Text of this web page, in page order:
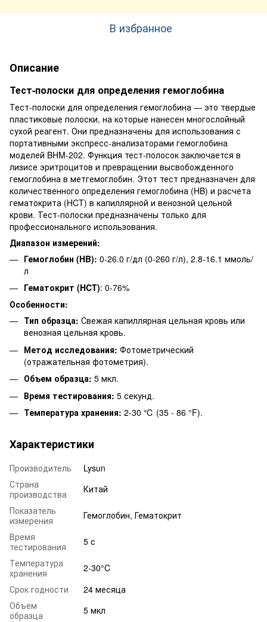
В избранное
Описание
Тест-полоски для определения гемоглобина
Тест-полоски для определения гемоглобина — это твердые
пластиковые полоски, на которые нанесен многослойный
сухой реагент. Они предназначены для использования с
портативными экспресс-анализаторами гемоглобина
моделей BHM-202. Функция тест-полосок заключается в
лизисе эритроцитов и превращении высвобожденного
гемоглобина в метгемоглобин. Этот тест предназначен для
количественного определения гемоглобина (HB) и расчета
гематокрита (HCT) в капиллярной и венозной цельной
крови. Тест-полоски предназначены только для
профессионального использования.
Диапазон измерений:
Гемоглобин (HB): 0-26.0 г/дл (0-260 г/л), 2.8-16.1 ммоль/
л
Гематокрит (HCT): 0-76%
Особенности:
Тип образца: Свежая капиллярная цельная кровь или
венозная цельная кровь.
Метод исследования: Фотометрический
(отражательная фотометрия).
Объем образца: 5 мкл.
Время тестирования: 5 секунд.
Температура хранения: 2-30 ℃ (35 - 86 °F).
Характеристики
Производитель
Lysun
Страна
производства
Китай
Показатель
измерения
Гемоглобин, Гематокрит
Время
тестирования
5 с
Температура
хранения
2-30°C
Срок годности
24 месяца
Объем
образца
5 мкл